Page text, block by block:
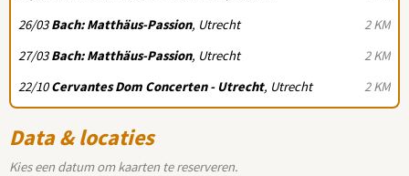
2 KM
26/03Bach: Matthäus-Passion, Utrecht
2 KM
27/03Bach: Matthäus-Passion, Utrecht
2 KM
22/10Cervantes Dom Concerten - Utrecht, Utrecht
Data & locaties
Kies een datum om kaarten te reserveren.